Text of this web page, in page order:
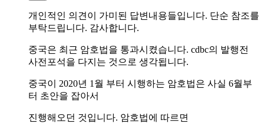
개인적인 의견이 가미된 답변내용들입니다. 단순 참조를
부탁드립니다. 감사합니다.
중국은 최근 암호법을 통과시켰습니다. cdbc의 발행전
사전포석을 다지는 것으로 생각됩니다.
중국이 2020년 1월 부터 시행하는 암호법은 사실 6월부
터 초안을 잡아서
진행해오던 것입니다. 암호법에 따르면